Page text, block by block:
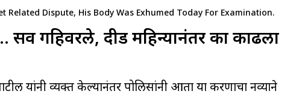
Related Dispute, His Body Was Exhumed Today For Examination.
गहिवरले, दीड महिन्यानंतर का काढला
यांनी व्यक्त केल्यानंतर पोलिसांनी आता या प्रकरणाचा नव्याने